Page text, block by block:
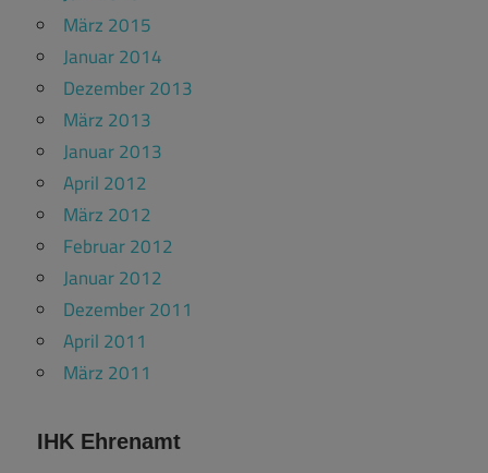
März 2015
Januar 2014
Dezember 2013
März 2013
Januar 2013
April 2012
März 2012
Februar 2012
Januar 2012
Dezember 2011
April 2011
März 2011
IHK Ehrenamt